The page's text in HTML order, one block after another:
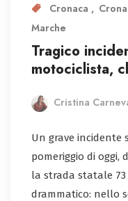
Cronaca
Marche
Tragico
motociclista,
Cristina
Un grave incidente
pomeriggio di oggi,
la strada statale
drammatico: nello